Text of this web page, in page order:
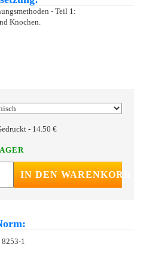
- Teil 1:
Knochen.
- 14.50 €
IN DEN WARENKORB
1